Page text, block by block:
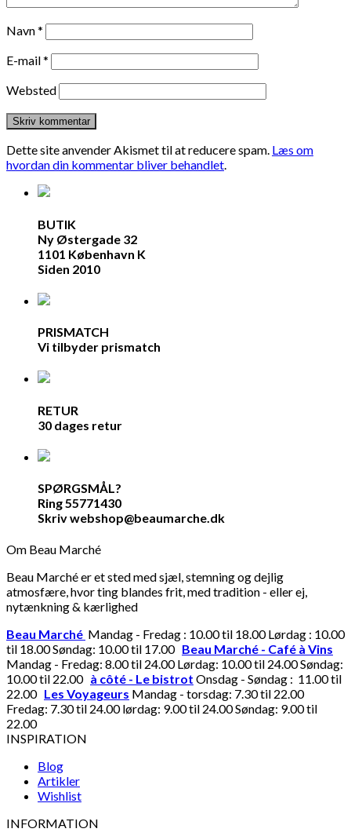
Navn*
E-mail*
Websted
Dette site anvender Akismet til at reducere spam. Læs om
hvordan din kommentar bliver behandlet.
BUTIK
Ny Østergade 32
1101 København K
Siden 2010
PRISMATCH
Vi tilbyder prismatch
RETUR
30 dages retur
SPØRGSMÅL?
Ring 55771430
Skriv webshop@beaumarche.dk
Om Beau Marché
Beau Marché er et sted med sjæl, stemning og dejlig
atmosfære, hvor ting blandes frit, med tradition - eller ej,
nytænkning & kærlighed
Beau Marché Mandag - Fredag : 10.00 til 18.00 Lørdag : 10.00
til 18.00 Søndag: 10.00 til 17.00 Beau Marché - Café à Vins
Mandag - Fredag: 8.00 til 24.00 Lørdag: 10.00 til 24.00 Søndag:
10.00 til 22.00 à côté - Le bistrot Onsdag - Søndag : 11.00 til
22.00 Les Voyageurs Mandag - torsdag: 7.30 til 22.00
Fredag: 7.30 til 24.00 lørdag: 9.00 til 24.00 Søndag: 9.00 til
22.00
INSPIRATION
Blog
Artikler
Wishlist
INFORMATION